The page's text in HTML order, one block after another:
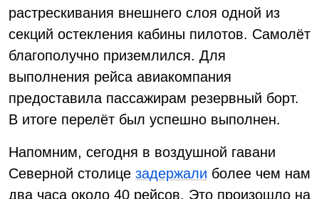
растрескивания внешнего слоя одной из
секций остекления кабины пилотов. Самолёт
благополучно приземлился. Для
выполнения рейса авиакомпания
предоставила пассажирам резервный борт.
В итоге перелёт был успешно выполнен.
Напомним, сегодня в воздушной гавани
Северной столице задержали более чем нам
два часа около 40 рейсов. Это произошло на